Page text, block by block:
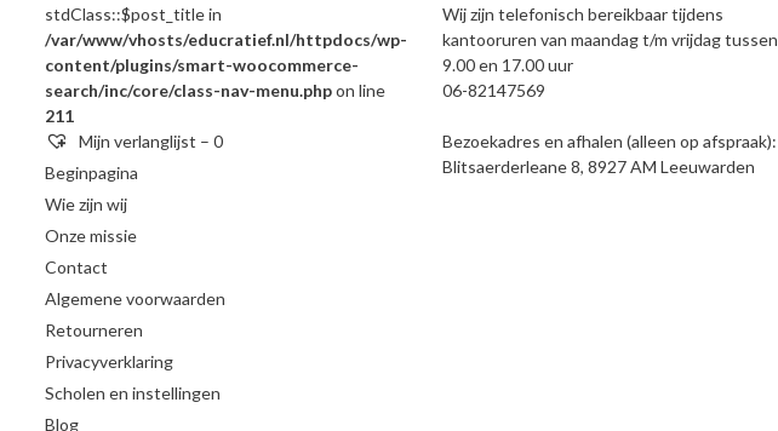
stdClass::$post_title in
/var/www/vhosts/educratief.nl/httpdocs/wp-
content/plugins/smart-woocommerce-
search/inc/core/class-nav-menu.phpon line
211
Mijn verlanglijst – 0
Beginpagina
Wie zijn wij
Onze missie
Contact
Algemene voorwaarden
Retourneren
Privacyverklaring
Scholen en instellingen
Blog
Wij zijn telefonisch bereikbaar tijdens
kantooruren van maandag t/m vrijdag tussen
9.00 en 17.00 uur
06-82147569
Bezoekadres en afhalen (alleen op afspraak):
Blitsaerderleane 8, 8927 AM Leeuwarden